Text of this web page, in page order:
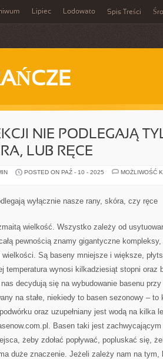
Lipiec Lodowato Spis Treści
NIE PODLEGAJĄ
LUB RĘCE
POSTED ON PAŹ - 10 - 2025
MOŻLIWOŚĆ
wyłącznie nasze rany, skóra, czy ręce
wielkość. Wszystko zależy od
pewnością znamy gigantyczne
wielkości. Są baseny mniejsze i większe,
temperatura wynosi kilkadziesiąt stopni oraz
decydują się na wybudowanie basenu
na stałe, niekiedy to basen sezonowy –
oraz uzupełniany jest wodą na kilka
Basen taki jest
żeby zdołać popływać, popluskać się,
duże znaczenie. Jeżeli zależy nam na tym,